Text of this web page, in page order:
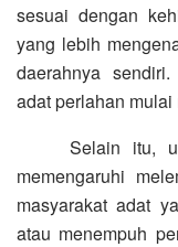
sesuai dengan
yang lebih
daerahnya
adat perlahan
Selain itu,
memengaruhi
masyarakat adat
atau menempuh